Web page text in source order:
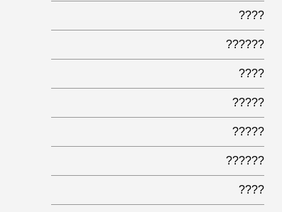
????
??????
????
?????
?????
??????
????